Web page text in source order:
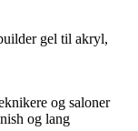
gel til akryl,
og saloner
og lang